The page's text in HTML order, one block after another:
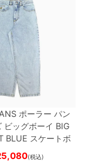
ポーラー パン
ビッグボーイ BIG
BLUE スケートボ
(税込)